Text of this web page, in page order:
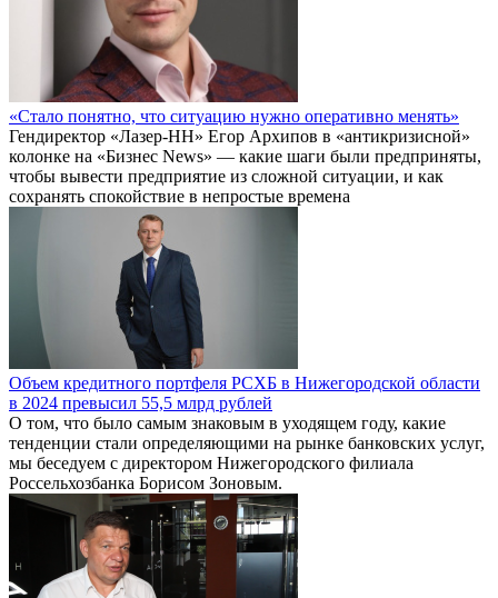
«Стало понятно, что ситуацию нужно оперативно менять»
Гендиректор «Лазер-НН» Егор Архипов в «антикризисной»
колонке на «Бизнес News» — какие шаги были предприняты,
чтобы вывести предприятие из сложной ситуации, и как
сохранять спокойствие в непростые времена
Объем кредитного портфеля РСХБ в Нижегородской области
в 2024 превысил 55,5 млрд рублей
О том, что было самым знаковым в уходящем году, какие
тенденции стали определяющими на рынке банковских услуг,
мы беседуем с директором Нижегородского филиала
Россельхозбанка Борисом Зоновым.